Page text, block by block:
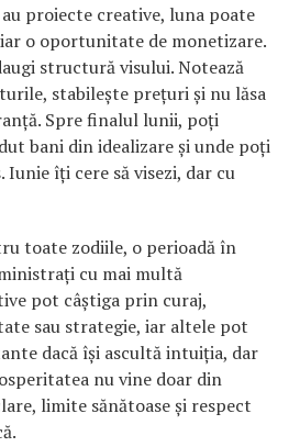
proiecte creative, luna poate
o oportunitate de monetizare.
structură visului. Notează
stabilește prețuri și nu lăsa
Spre finalul lunii, poți
bani din idealizare și unde poți
Iunie îți cere să visezi, dar cu
toate zodiile, o perioadă în
cu mai multă
pot câștiga prin curaj,
sau strategie, iar altele pot
dacă își ascultă intuiția, dar
nu vine doar din
limite sănătoase și respect